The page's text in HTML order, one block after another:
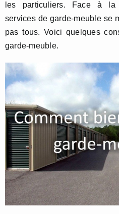
les particuliers. Face à la
services de garde-meuble se
pas tous. Voici quelques
garde-meuble.